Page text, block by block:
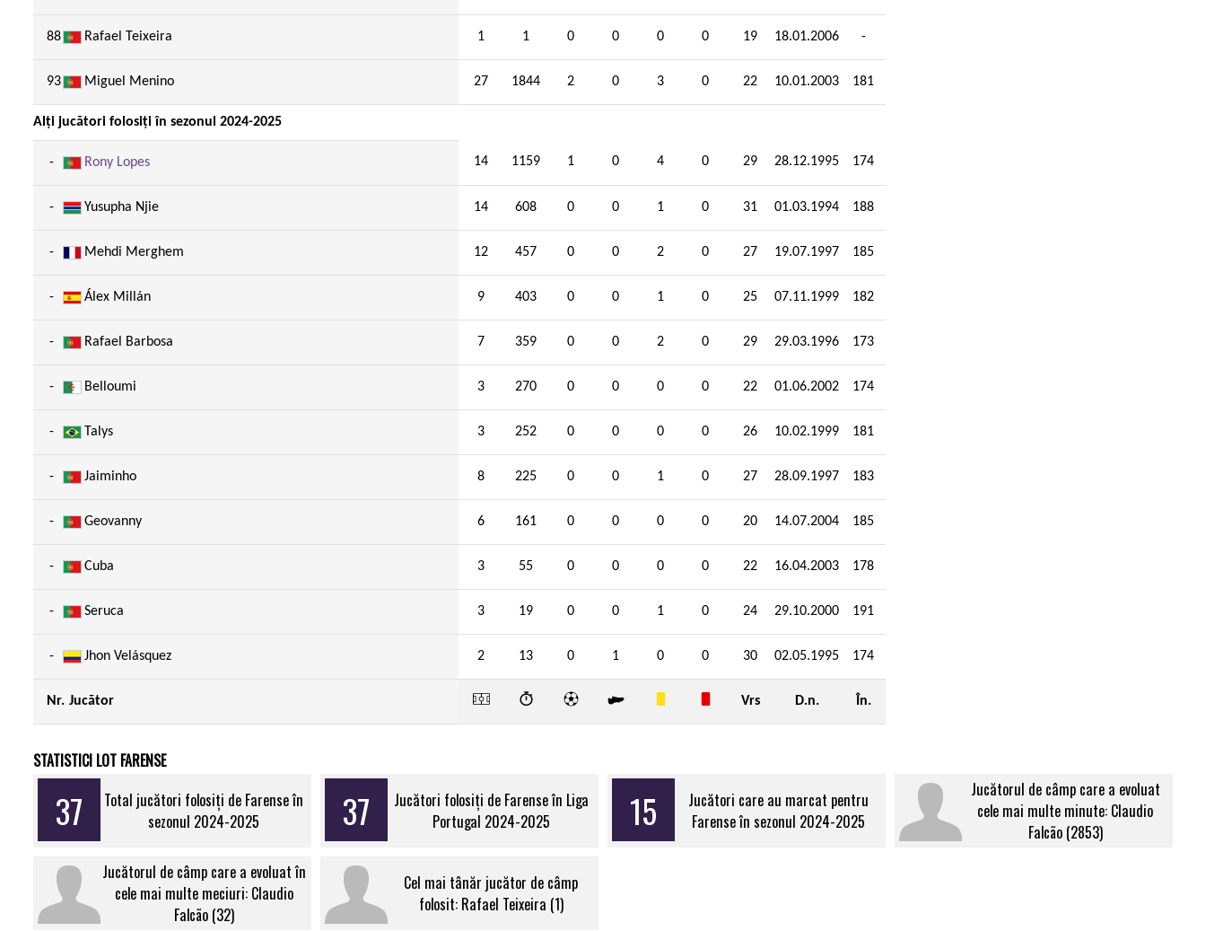
88 Rafael Teixeira 1 1 0 0 0 0 19 18.01.2006 -
93 Miguel Menino 27 1844 2 0 3 0 22 10.01.2003 181
Alți jucători folosiți în sezonul 2024-2025
- Rony Lopes 14 1159 1 0 4 0 29 28.12.1995 174
- Yusupha Njie 14 608 0 0 1 0 31 01.03.1994 188
- Mehdi Merghem 12 457 0 0 2 0 27 19.07.1997 185
- Álex Millán 9 403 0 0 1 0 25 07.11.1999 182
- Rafael Barbosa 7 359 0 0 2 0 29 29.03.1996 173
- Belloumi 3 270 0 0 0 0 22 01.06.2002 174
- Talys 3 252 0 0 0 0 26 10.02.1999 181
- Jaiminho 8 225 0 0 1 0 27 28.09.1997 183
- Geovanny 6 161 0 0 0 0 20 14.07.2004 185
- Cuba 3 55 0 0 0 0 22 16.04.2003 178
- Seruca 3 19 0 0 1 0 24 29.10.2000 191
- Jhon Velásquez 2 13 0 1 0 0 30 02.05.1995 174
Nr. Jucător Vrs D.n. În.
STATISTICI LOT FARENSE
37
Total jucători folosiți de Farense în
sezonul 2024-2025
37
Jucători folosiți de Farense în Liga
Portugal 2024-2025
15
Jucători care au marcat pentru
Farense în sezonul 2024-2025
Jucătorul de câmp care a evoluat
cele mai multe minute: Claudio
Falcão (2853)
Jucătorul de câmp care a evoluat în
cele mai multe meciuri: Claudio
Falcão (32)
Cel mai tânăr jucător de câmp
folosit: Rafael Teixeira (1)